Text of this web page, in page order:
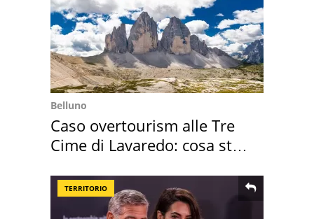
Belluno
Caso overtourism alle Tre
Cime di Lavaredo: cosa sta
TERRITORIO